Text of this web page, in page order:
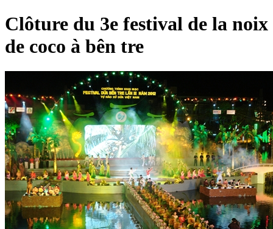
Clôture du 3e festival de la noix
de coco à bên tre